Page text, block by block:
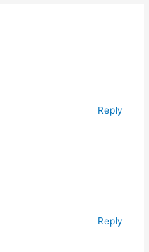
Reply
Reply